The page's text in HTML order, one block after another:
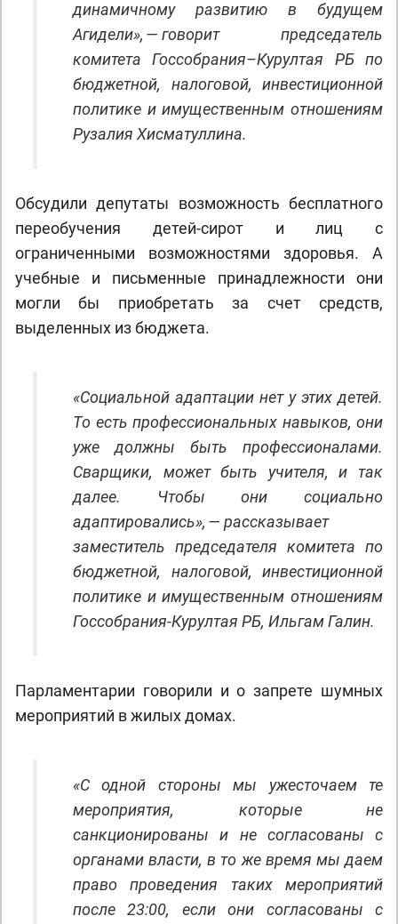
динамичному развитию в будущем
Агидели», — говорит председатель
комитета Госсобрания–Курултая РБ по
бюджетной, налоговой, инвестиционной
политике и имущественным отношениям
Рузалия Хисматуллина.
Обсудили депутаты возможность бесплатного
переобучения детей-сирот и лиц с
ограниченными возможностями здоровья. А
учебные и письменные принадлежности они
могли бы приобретать за счет средств,
выделенных из бюджета.
«Социальной адаптации нет у этих детей.
То есть профессиональных навыков, они
уже должны быть профессионалами.
Сварщики, может быть учителя, и так
далее. Чтобы они социально
адаптировались», — рассказывает
заместитель председателя комитета по
бюджетной, налоговой, инвестиционной
политике и имущественным отношениям
Госсобрания-Курултая РБ, Ильгам Галин.
Парламентарии говорили и о запрете шумных
мероприятий в жилых домах.
«С одной стороны мы ужесточаем те
мероприятия, которые не
санкционированы и не согласованы с
органами власти, в то же время мы даем
право проведения таких мероприятий
после 23:00, если они согласованы с